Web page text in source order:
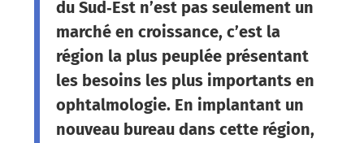
du Sud‑Est n’est pas seulement un
marché en croissance, c’est la
région la plus peuplée présentant
les besoins les plus importants en
ophtalmologie. En implantant un
nouveau bureau dans cette région,